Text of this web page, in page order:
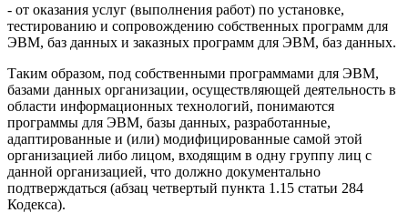
- от оказания услуг (выполнения работ) по установке,
тестированию и сопровождению собственных программ для
ЭВМ, баз данных и заказных программ для ЭВМ, баз данных.
Таким образом, под собственными программами для ЭВМ,
базами данных организации, осуществляющей деятельность в
области информационных технологий, понимаются
программы для ЭВМ, базы данных, разработанные,
адаптированные и (или) модифицированные самой этой
организацией либо лицом, входящим в одну группу лиц с
данной организацией, что должно документально
подтверждаться (абзац четвертый пункта 1.15 статьи 284
Кодекса).